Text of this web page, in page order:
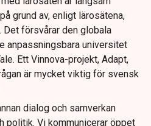
grund av, enligt lärosätena,
försvårar den globala
anpassningsbara universitet
Ett Vinnova-projekt, Adapt,
är mycket viktig för svensk
dialog och samverkan
politik. Vi kommunicerar öppet